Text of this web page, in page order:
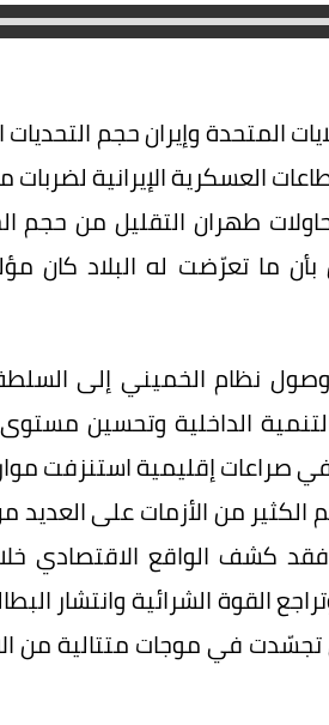
المتحدة وإيران حجم
العسكرية الإيرانية
طهران التقليل من حجم
ما تعرّضت له البلاد كان
الداخلية وتحسين
إقليمية استنزفت
الكثير من الأزمات على
كشف الواقع الاقتصادي
القوة الشرائية وانتشار
في موجات متتالية من